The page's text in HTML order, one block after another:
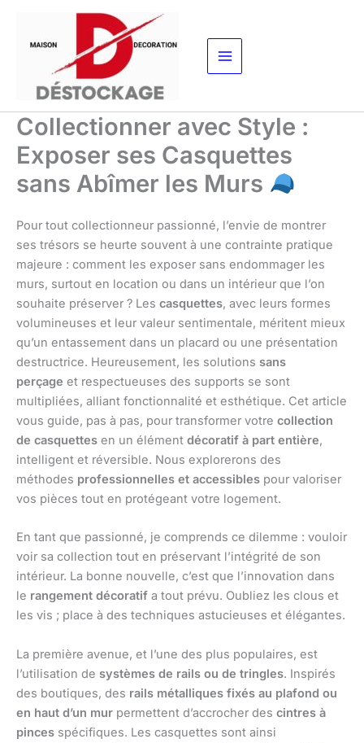
contenu
Collectionner avec Style :
Exposer ses Casquettes
sans Abîmer les Murs
Pour tout collectionneur passionné, l’envie de montrer
ses trésors se heurte souvent à une contrainte pratique
majeure : comment les exposer sans endommager les
murs, surtout en location ou dans un intérieur que l’on
souhaite préserver ? Les casquettes, avec leurs formes
volumineuses et leur valeur sentimentale, méritent mieux
qu’un entassement dans un placard ou une présentation
destructrice. Heureusement, les solutions sans
perçage et respectueuses des supports se sont
multipliées, alliant fonctionnalité et esthétique. Cet article
vous guide, pas à pas, pour transformer votre collection
de casquettes en un élément décoratif à part entière,
intelligent et réversible. Nous explorerons des
méthodes professionnelles et accessibles pour valoriser
vos pièces tout en protégeant votre logement.
En tant que passionné, je comprends ce dilemme : vouloir
voir sa collection tout en préservant l’intégrité de son
intérieur. La bonne nouvelle, c’est que l’innovation dans
le rangement décoratif a tout prévu. Oubliez les clous et
les vis ; place à des techniques astucieuses et élégantes.
La première avenue, et l’une des plus populaires, est
l’utilisation de systèmes de rails ou de tringles. Inspirés
des boutiques, des rails métalliques fixés au plafond ou
en haut d’un mur permettent d’accrocher des cintres à
pinces spécifiques. Les casquettes sont ainsi